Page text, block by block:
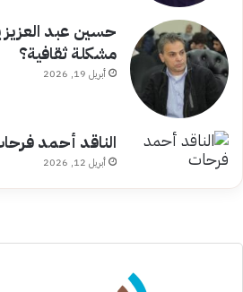
حسين عبد
مشكلة ثقافية؟
أبريل 19, 2026
الناقد أحمد
أبريل 12, 2026